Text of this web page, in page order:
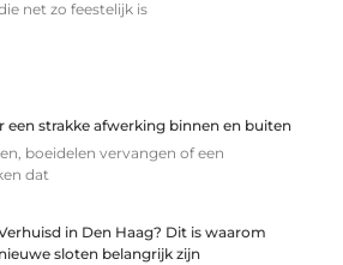
net zo feestelijk is
een strakke afwerking binnen en buiten
boeidelen vervangen of een
dat
in Den Haag? Dit is waarom
nieuwe sloten belangrijk zijn